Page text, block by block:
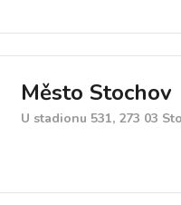
Město Stochov
U stadionu 531, 273 03